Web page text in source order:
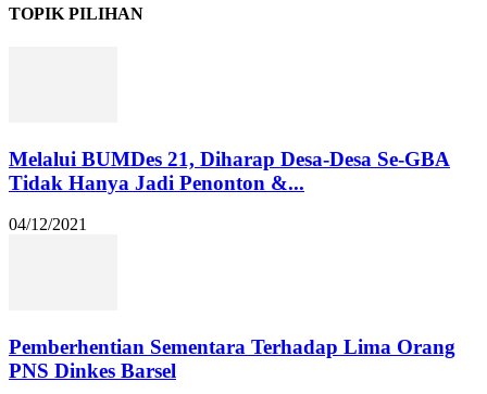
TOPIK PILIHAN
Melalui BUMDes 21, Diharap Desa-Desa Se-GBA
Tidak Hanya Jadi Penonton &...
04/12/2021
Pemberhentian Sementara Terhadap Lima Orang
PNS Dinkes Barsel